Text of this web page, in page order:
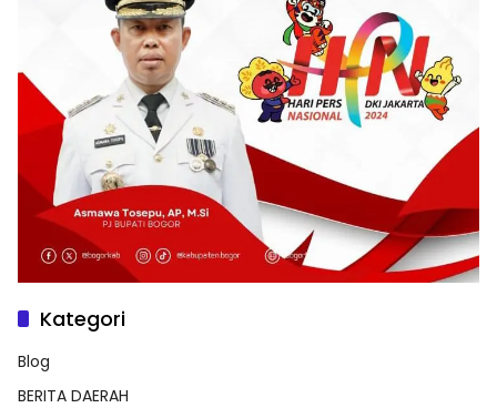
Kategori
Blog
BERITA DAERAH